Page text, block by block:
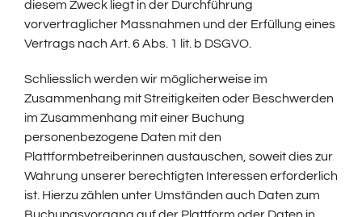
diesem Zweck liegt in der Durchführung
vorvertraglicher Massnahmen und der Erfüllung eines
Vertrags nach Art. 6 Abs. 1 lit. b DSGVO.
Schliesslich werden wir möglicherweise im
Zusammenhang mit Streitigkeiten oder Beschwerden
im Zusammenhang mit einer Buchung
personenbezogene Daten mit den
Plattformbetreiberinnen austauschen, soweit dies zur
Wahrung unserer berechtigten Interessen erforderlich
ist. Hierzu zählen unter Umständen auch Daten zum